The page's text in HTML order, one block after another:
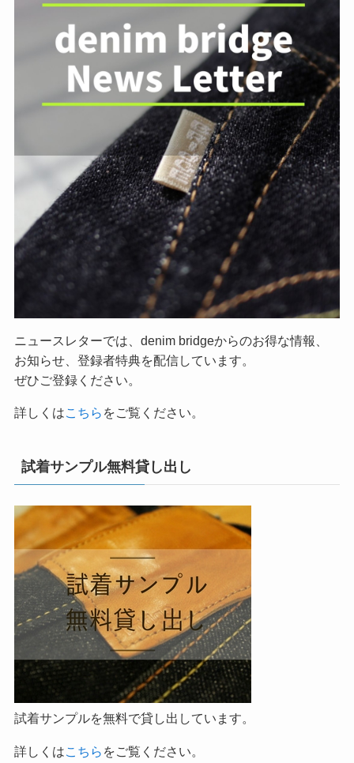
ニュースレターでは、denim bridgeからのお得な情報、
お知らせ、登録者特典を配信しています。
ぜひご登録ください。
詳しくはこちら をご覧ください。
試着サンプル無料貸し出し
試着サンプルを無料で貸し出しています。
詳しくは こちら をご覧ください。